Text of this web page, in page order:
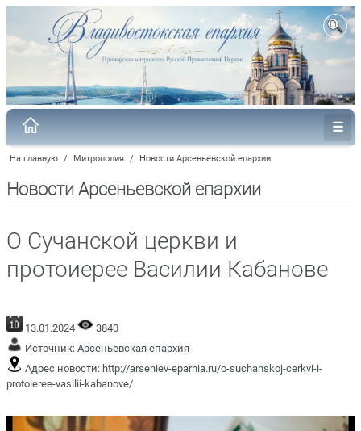
На главную / Митрополия / Новости Арсеньевской епархии
Новости Арсеньевской епархии
О Сучанской церкви и
протоиерее Василии Кабанове
13.01.2024
3840
Источник: Арсеньевская епархия
Адрес новости: http://arseniev-eparhia.ru/o-suchanskoj-cerkvi-i-
protoieree-vasilii-kabanove/